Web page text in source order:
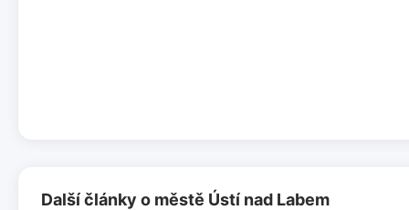
Další články o městě Ústí nad Labem